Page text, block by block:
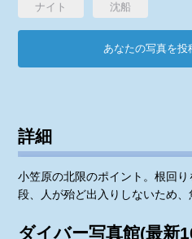
ナイト 沈船
あなたの写真を投
詳細
小笠原の北限のポイント。根回
段、人が殆ど出入りしないため、
ダイバー写真館(最新